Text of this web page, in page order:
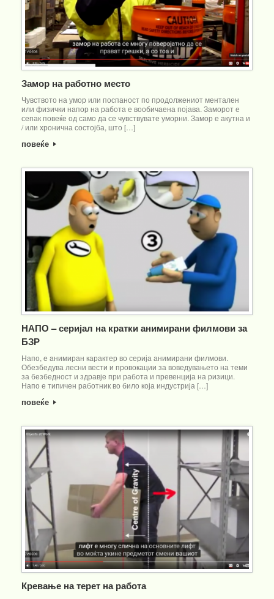
Замор на работно место
Чувството на умор или поспаност по продолжениот ментален
или физички напор на работа е вообичаена појава. Заморот е
сепак повеќе од само да се чувствувате уморни. Замор е акутна и
/ или хронична состојба, што […]
повеќе
НАПО – серијал на кратки анимирани филмови за
БЗР
Напо, e aнимиран карактер во серија анимирани филмови.
Обезбедува лесни вести и провокации за воведувањето на теми
за безбедност и здравје при работа и превенција на ризици.
Напо е типичен работник во било која индустрија […]
повеќе
Кревање на терет на работа